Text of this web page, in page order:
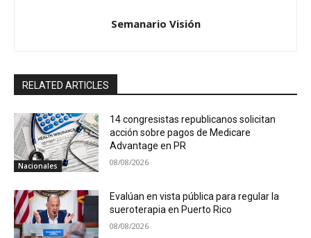
Semanario Visión
RELATED ARTICLES
Nacionales
14 congresistas republicanos solicitan
acción sobre pagos de Medicare
Advantage en PR
08/08/2026
Evalúan en vista pública para regular la
sueroterapia en Puerto Rico
08/08/2026